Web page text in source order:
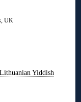
UK
Yiddish